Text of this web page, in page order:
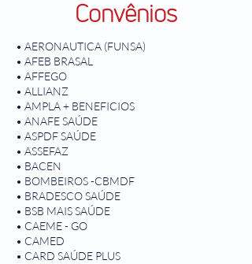
Convênios
• AERONAUTICA (FUNSA)
• AFEB BRASAL
• AFFEGO
• ALLIANZ
• AMPLA + BENEFICIOS
• ANAFE SAÚDE
• ASPDF SAÚDE
• ASSEFAZ
• BACEN
• BOMBEIROS -CBMDF
• BRADESCO SAÚDE
• BSB MAIS SAÚDE
• CAEME - GO
• CAMED
• CARD SAÚDE PLUS